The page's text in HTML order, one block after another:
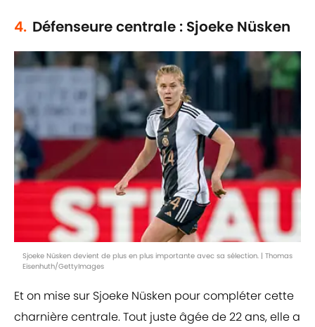
4. Défenseure centrale : Sjoeke Nüsken
Sjoeke Nüsken devient de plus en plus importante avec sa sélection. | Thomas
Eisenhuth/GettyImages
Et on mise sur Sjoeke Nüsken pour compléter cette
charnière centrale. Tout juste âgée de 22 ans, elle a